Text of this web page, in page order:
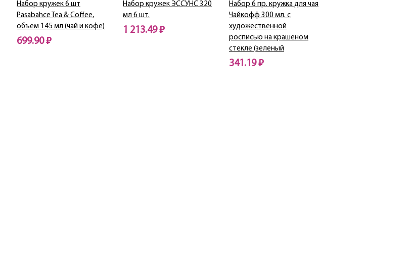
Набор кружек 6 шт
Pasabahce Tea & Coffee,
объем 145 мл (чай и кофе)
699.90 ₽
Набор кружек ЭССУНС 320
мл 6 шт.
1 213.49 ₽
Набор 6 пр. кружка для чая
Чайкофф 300 мл. с
художественной
росписью на крашеном
стекле (зеленый
341.19 ₽